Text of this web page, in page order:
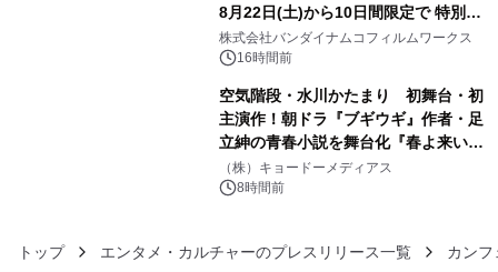
8月22日(土)から10日間限定で 特別映
像『UNICORN GUNDAM Statue ―
BEYOND POSSIBILITY ―』を上映！
株式会社バンダイナムコフィルムワークス
16時間前
空気階段・水川かたまり 初舞台・初
主演作！朝ドラ『ブギウギ』作者・足
立紳の青春小説を舞台化『春よ来い、
マジで来い』キービジュアル解禁！
（株）キョードーメディアス
8時間前
トップ エンタメ・カルチャーのプレスリリース一覧 カン